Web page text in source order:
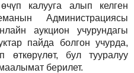
калууга алып келген
Администрациясы
аукцион учурундагы
пайда болгон учурда,
өткөрүлөт, бул тууралуу
берилет.